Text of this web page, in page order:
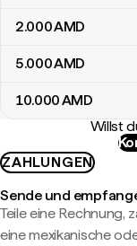
2.000AMD
5.000AMD
10.000AMD
Willst
ZAHLUNGEN
Sende und
Teile eine Rechnung,
eine mexikanische